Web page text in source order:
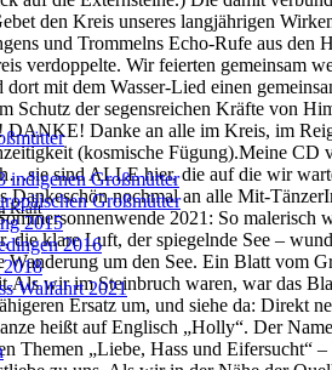
Kraft
indigenen Großmütter
Großmütter
2015
2016
Walfahrt 2021